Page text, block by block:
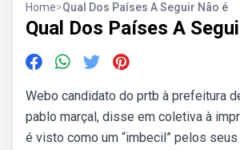
Home>Qual Dos Países A Seguir Não é
Qual Dos Países A
Webo candidato do prtb à prefeitura
pablo marçal, disse em coletiva à
é visto como um “imbecil” pelos